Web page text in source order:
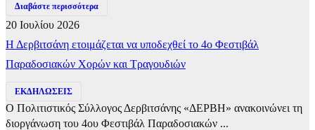
Διαβάστε περισσότερα
20 Ιουλίου 2026
Η Δερβιτσάνη ετοιμάζεται να υποδεχθεί το 4ο Φεστιβάλ
Παραδοσιακών Χορών και Τραγουδιών
ΕΚΔΗΛΩΣΕΙΣ
Ο Πολιτιστικός Σύλλογος Δερβιτσάνης «ΔΕΡΒΗ» ανακοινώνει τη
διοργάνωση του 4ου Φεστιβάλ Παραδοσιακών ...